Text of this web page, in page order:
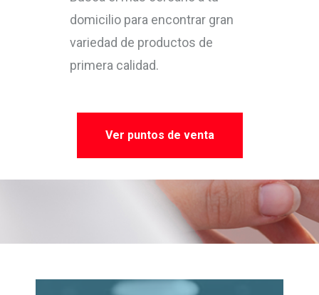
domicilio para encontrar gran
variedad de productos de
primera calidad.
Ver puntos de venta